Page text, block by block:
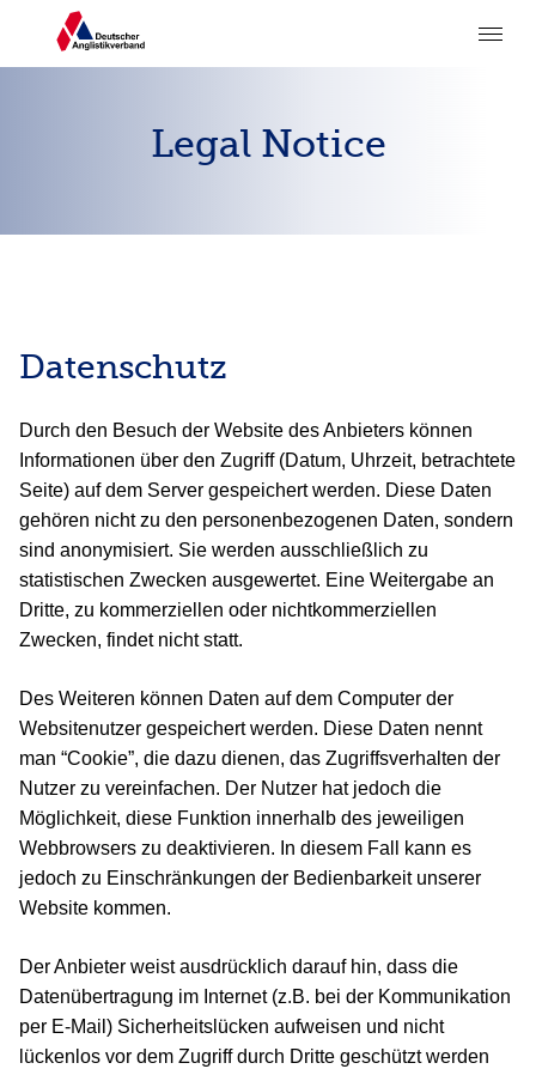
Legal Notice
Datenschutz
Durch den Besuch der Website des Anbieters können
Informationen über den Zugriff (Datum, Uhrzeit, betrachtete
Seite) auf dem Server gespeichert werden. Diese Daten
gehören nicht zu den personenbezogenen Daten, sondern
sind anonymisiert. Sie werden ausschließlich zu
statistischen Zwecken ausgewertet. Eine Weitergabe an
Dritte, zu kommerziellen oder nichtkommerziellen
Zwecken, findet nicht statt.
Des Weiteren können Daten auf dem Computer der
Websitenutzer gespeichert werden. Diese Daten nennt
man “Cookie”, die dazu dienen, das Zugriffsverhalten der
Nutzer zu vereinfachen. Der Nutzer hat jedoch die
Möglichkeit, diese Funktion innerhalb des jeweiligen
Webbrowsers zu deaktivieren. In diesem Fall kann es
jedoch zu Einschränkungen der Bedienbarkeit unserer
Website kommen.
Der Anbieter weist ausdrücklich darauf hin, dass die
Datenübertragung im Internet (z.B. bei der Kommunikation
per E-Mail) Sicherheitslücken aufweisen und nicht
lückenlos vor dem Zugriff durch Dritte geschützt werden